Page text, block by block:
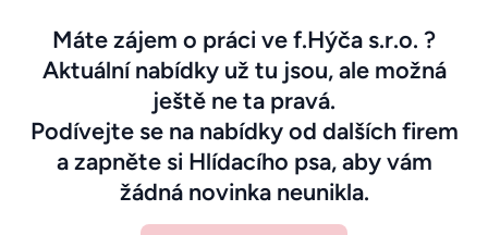
Máte zájem o práci ve f.Hýča s.r.o. ?
Aktuální nabídky už tu jsou, ale možná
ještě ne ta pravá.
Podívejte se na nabídky od dalších firem
a zapněte si Hlídacího psa, aby vám
žádná novinka neunikla.